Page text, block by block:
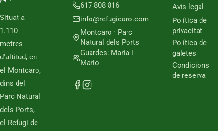
Situat a
1.110
metres
d'altitud, en
el Montcaro,
dins del
Parc Natural
dels Ports,
el Refugi de
617 808 816
info@refugicaro.com
Montcaro · Parc
Natural dels Ports
Guardes: Maria i
Mario
Avís legal
Política de
privacitat
Política de
galetes
Condicions
de reserva